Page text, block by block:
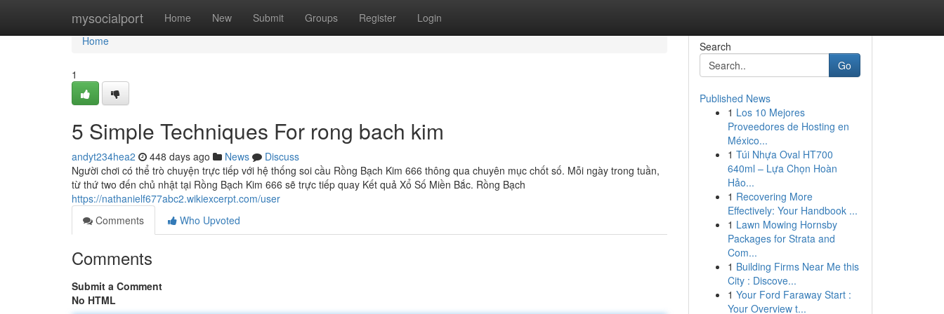
mysocialport Home New Submit Groups Register Login
Home
Home
1
5 Simple Techniques For rong bach kim
andyt234hea2 448 days ago News
Discuss
Người chơi có thể trò chuyện trực tiếp với hệ thống soi cầu Rồng Bạch Kim 666 thông qua chuyên mục chốt số. Mỗi ngày trong tuần,
từ thứ two đến chủ nhật tại Rồng Bạch Kim 666 sẽ trực tiếp quay Kết quả Xổ Số Miền Bắc. Rồng Bạch
https://nathanielf677abc2.wikiexcerpt.com/user
Comments
Who Upvoted
Comments
Submit a Comment
No HTML
Search
Go
Published News
1 Los 10 Mejores
Proveedores de Hosting en
México...
1 Túi Nhựa Oval HT700
640ml – Lựa Chọn Hoàn
Hảo...
1 Recovering More
Effectively: Your Handbook ...
1 Lawn Mowing Hornsby
Packages for Strata and
Com...
1 Building Firms Near Me this
City : Discove...
1 Your Ford Faraway Start :
Your Overview t...